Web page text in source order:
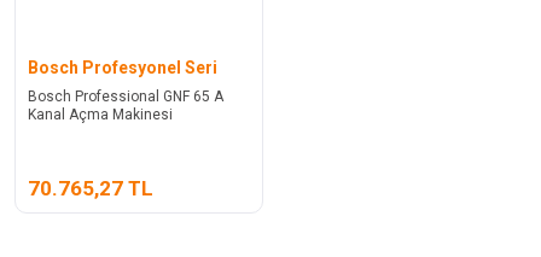
Bosch Profesyonel Seri
Bosch Professional GNF 65 A
Kanal Açma Makinesi
70.765,27 TL